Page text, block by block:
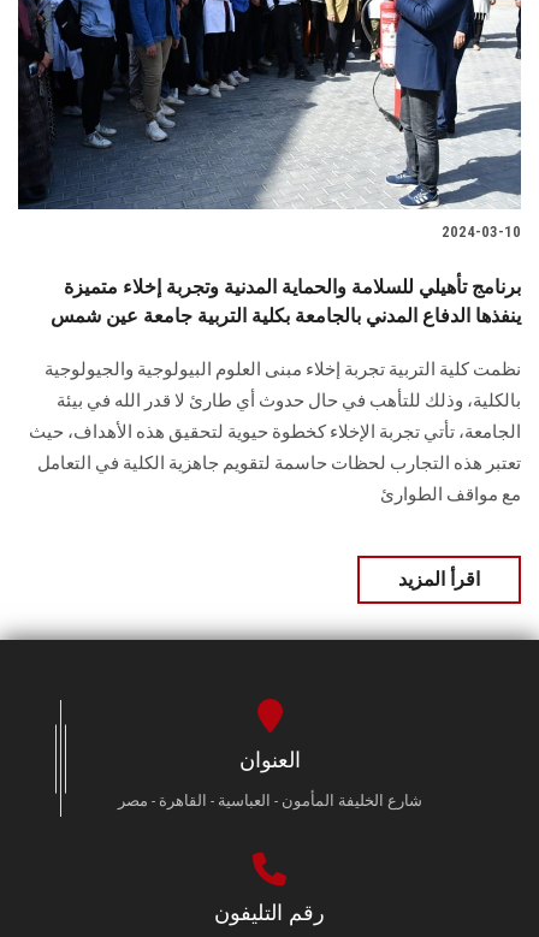
الزائـرون
سجل الان
2024-03-10
برنامج تأهيلي للسلامة والحماية المدنية وتجربة إخلاء متميزة
ينفذها الدفاع المدني بالجامعة بكلية التربية جامعة عين شمس
نظمت كلية التربية تجربة إخلاء مبنى العلوم البيولوجية والجيولوجية
بالكلية، ‏وذلك للتأهب في حال حدوث أي طارئ لا قدر الله في بيئة
الجامعة، تأتي تجربة الإخلاء كخطوة ‏حيوية لتحقيق هذه الأهداف، حيث
تعتبر هذه التجارب لحظات حاسمة لتقويم جاهزية الكلية في ‏التعامل
مع مواقف الطوارئ
اقرأ المزيد
العنوان
شارع الخليفة المأمون - العباسية - القاهرة - مصر
رقم التليفون